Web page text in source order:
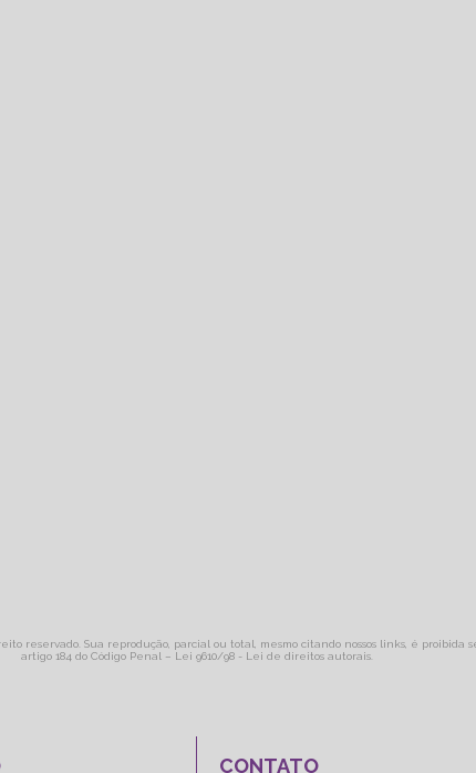
reservado. Sua reprodução, parcial ou total, mesmo citando nossos links, é
artigo 184 do Código Penal – Lei 9610/98 - Lei de direitos autorais.
CONTATO